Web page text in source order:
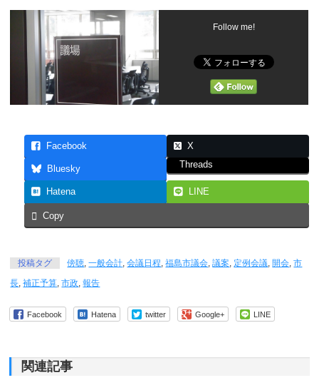
Follow me!
Facebook X
Bluesky Threads
Hatena LINE
Copy
投稿タグ 傍聴,一般会計,会議日程,福島市議会,議案, 定例会議, 開会,市
長,補正予算,市政,報告
Facebook Hatena twitter Google+ LINE
関連記事